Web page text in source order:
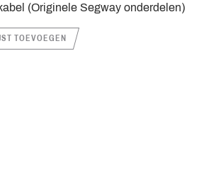
(Originele Segway onderdelen)
TOEVOEGEN